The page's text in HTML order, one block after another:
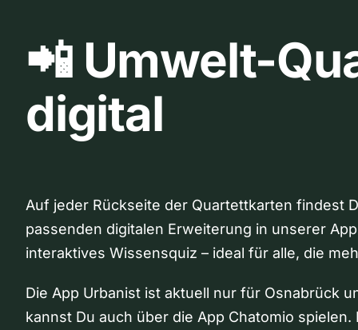
📲 Umwelt-
digital
Auf jeder Rückseite der Quartettkarten findest
passenden digitalen Erweiterung in unserer
interaktives Wissensquiz – ideal für alle, die
Die App Urbanist ist aktuell nur für Osnabrück
kannst Du auch über die App Chatomio